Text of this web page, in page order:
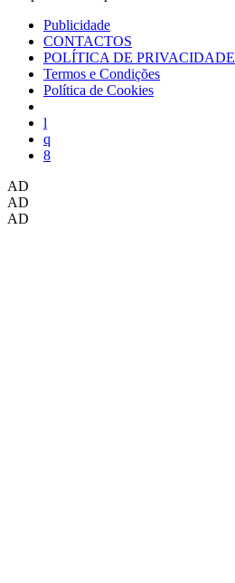
Publicidade
CONTACTOS
POLÍTICA DE PRIVACIDADE
Termos e Condições
Política de Cookies
AD
AD
AD